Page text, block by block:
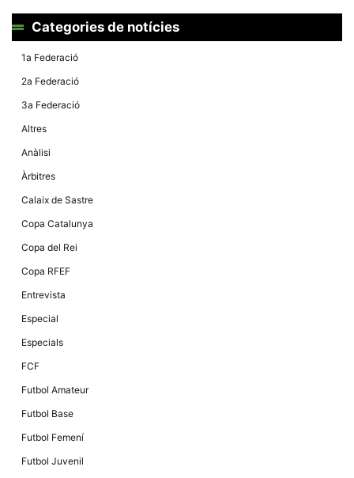
Categories de notícies
1a Federació
2a Federació
3a Federació
Altres
Anàlisi
Àrbitres
Calaix de Sastre
Copa Catalunya
Copa del Rei
Copa RFEF
Entrevista
Especial
Especials
FCF
Futbol Amateur
Futbol Base
Futbol Femení
Futbol Juvenil
només
ofertes i